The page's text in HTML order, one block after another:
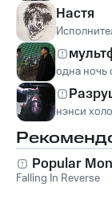
Настя
одна ночь
нэнси
Popular
Falling In Reverse